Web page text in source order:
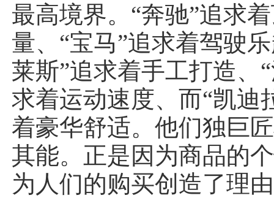
最高境界。“奔驰”追求
量、“宝马”追求着驾驶
莱斯”追求着手工打造、
求着运动速度、而“凯迪
着豪华舒适。他们独巨
其能。正是因为商品的
为人们的购买创造了理